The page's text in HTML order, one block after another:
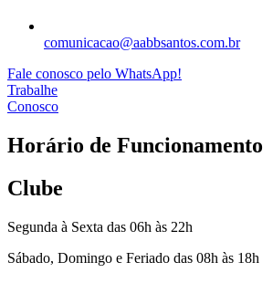
comunicacao@aabbsantos.com.br
Fale conosco pelo WhatsApp!
Trabalhe
Conosco
Horário de Funcionamento
Clube
Segunda à Sexta das 06h às 22h
Sábado, Domingo e Feriado das 08h às 18h